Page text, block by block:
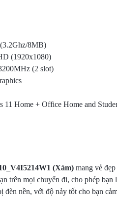
8MB)
(1920x1080)
(2 slot)
11 Home + Office Home and
(Xám)mang vẻ
trên mọi chuyến đi, cho phép
nền, với độ nảy tốt cho bạn